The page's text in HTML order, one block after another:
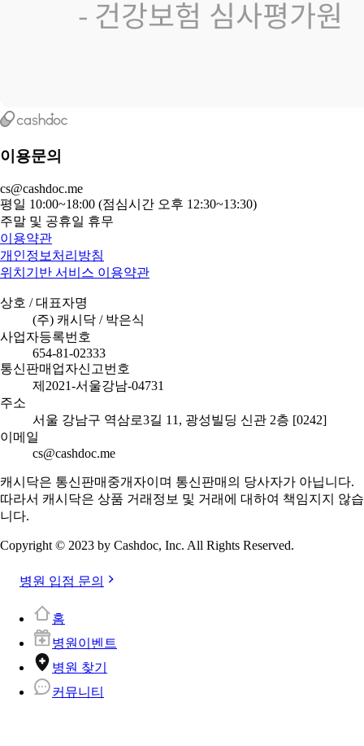
이용문의
cs@cashdoc.me
평일 10:00~18:00 (점심시간 오후 12:30~13:30)
주말 및 공휴일 휴무
이용약관
개인정보처리방침
위치기반 서비스 이용약관
상호 / 대표자명
(주) 캐시닥 / 박은식
사업자등록번호
654-81-02333
통신판매업자신고번호
제2021-서울강남-04731
주소
서울 강남구 역삼로3길 11, 광성빌딩 신관 2층 [0242]
이메일
cs@cashdoc.me
캐시닥은 통신판매중개자이며 통신판매의 당사자가 아닙니다.
따라서 캐시닥은 상품 거래정보 및 거래에 대하여 책임지지 않습
니다.
Copyright © 2023 by Cashdoc, Inc. All Rights Reserved.
병원 입점 문의
홈
병원이벤트
병원 찾기
커뮤니티